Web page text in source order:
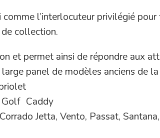
l’interlocuteur privilégié
collection.
et permet ainsi de répondre aux
panel de modèles anciens de
Golf Caddy
Jetta, Vento, Passat,